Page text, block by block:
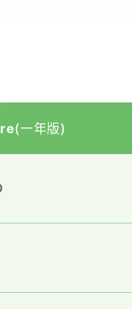
(一年版)